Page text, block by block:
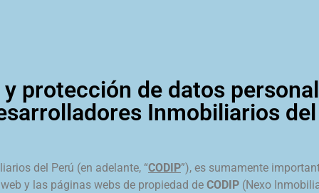
protección de datos
Inmobiliarios
del Perú (en adelante, “CODIP”), es sumamente
y las páginas webs de propiedad de CODIP (Nexo